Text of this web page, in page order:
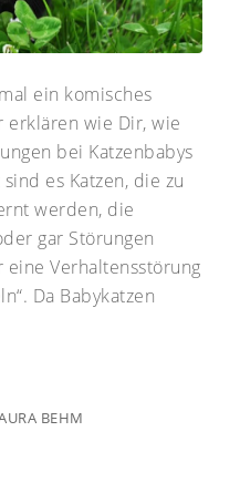
ein komisches
erklären wie Dir, wie
bei Katzenbabys
es Katzen, die zu
werden, die
gar Störungen
Verhaltensstörung
Da Babykatzen
BEHM